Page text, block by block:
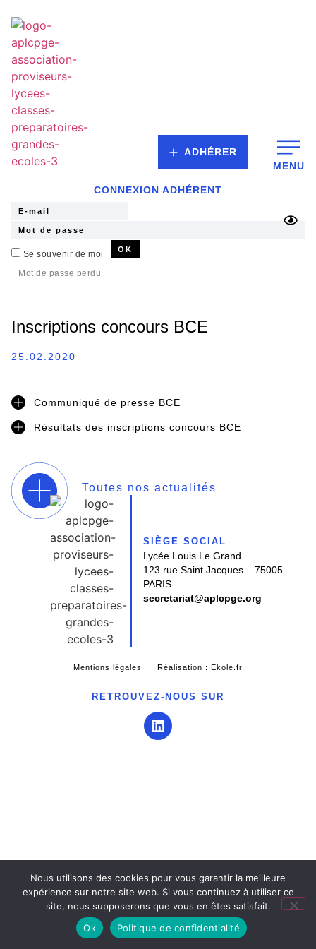
ADHÉRER
MENU
CONNEXION ADHÉRENT
Se souvenir de moi
Mot de passe perdu
Inscriptions concours BCE
25.02.2020
Communiqué de presse BCE
Résultats des inscriptions concours BCE
Toutes nos actualités
SIÈGE SOCIAL
Lycée Louis Le Grand
123 rue Saint Jacques – 75005
PARIS
secretariat@aplcpge.org
Mentions légales Réalisation : Ekole.fr
RETROUVEZ-NOUS SUR
Nous utilisons des cookies pour vous garantir la meilleure
expérience sur notre site web. Si vous continuez à utiliser ce
site, nous supposerons que vous en êtes satisfait.
Ok
Politique de confidentialité
Engagé pour l’environnement : compensation de l’impact
carbone de notre site internetEn savoir +